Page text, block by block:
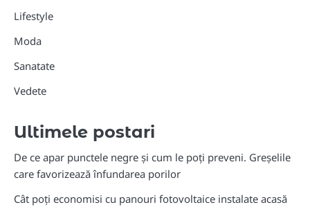
Lifestyle
Moda
Sanatate
Vedete
Ultimele postari
De ce apar punctele negre și cum le poți preveni. Greșelile
care favorizează înfundarea porilor
Cât poți economisi cu panouri fotovoltaice instalate acasă